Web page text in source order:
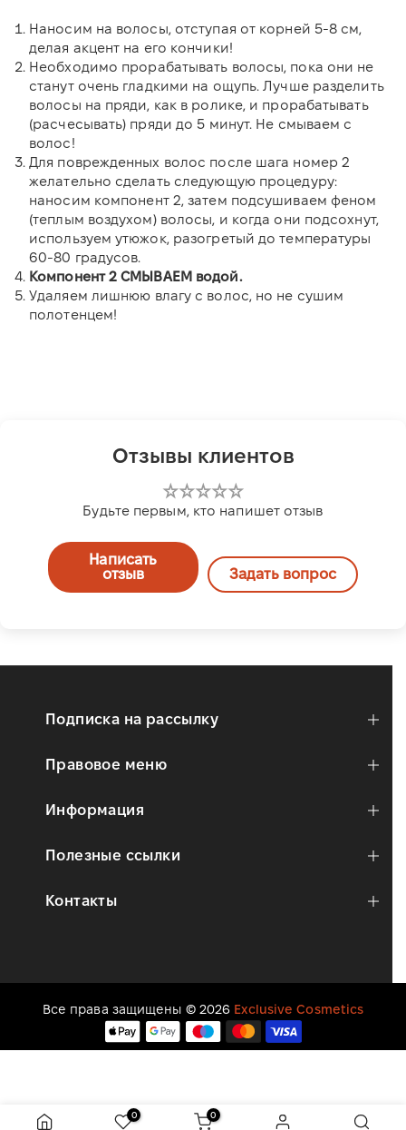
Наносим на волосы, отступая от корней 5-8 см,
делая акцент на его кончики!
Необходимо прорабатывать волосы, пока они не
станут очень гладкими на ощупь. Лучше разделить
волосы на пряди, как в ролике, и прорабатывать
(расчесывать) пряди до 5 минут. Не смываем с
волос!
Для поврежденных волос после шага номер 2
желательно сделать следующую процедуру:
наносим компонент 2, затем подсушиваем феном
(теплым воздухом) волосы, и когда они подсохнут,
используем утюжок, разогретый до температуры
60-80 градусов.
Компонент 2 СМЫВАЕМ водой.
Удаляем лишнюю влагу с волос, но не сушим
полотенцем!
Отзывы клиентов
Будьте первым, кто напишет отзыв
Написать
отзыв
Задать вопрос
Подписка на рассылку
Правовое меню
Информация
Полезные ссылки
Контакты
Все права защищены © 2026 Exclusive Cosmetics
0 0